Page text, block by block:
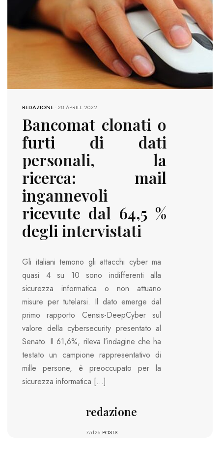
REDAZIONE-28 APRILE 2022
Bancomat clonati o
furti di dati
personali, la
ricerca: mail
ingannevoli
ricevute dal 64,5 %
degli intervistati
Gli italiani temono gli attacchi cyber ma
quasi 4 su 10 sono indifferenti alla
sicurezza informatica o non attuano
misure per tutelarsi. Il dato emerge dal
primo rapporto Censis-DeepCyber sul
valore della cybersecurity presentato al
Senato. Il 61,6%, rileva l’indagine che ha
testato un campione rappresentativo di
mille persone, è preoccupato per la
sicurezza informatica […]
redazione
75126 POSTS